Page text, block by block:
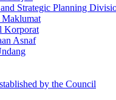
Strategic Planning
Korporat
Asnaf
by the Council